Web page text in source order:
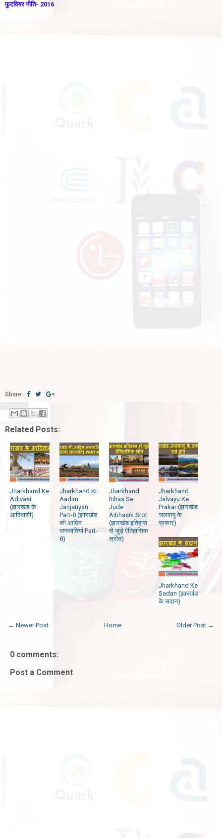
फुटवियर नीति- 2016
Share:
Related Posts:
Jharkhand Ke
Adivasi
(झारखंड के
आदिवासी)
Jharkhand Ki
Aadim
Janjatiyan
Part-8 (झारखंड
की आदिम
जनजातियां Part-
8)
Jharkhand
Itihas Se
Jude
Aitihasik Srot
(झारखंड इतिहास
से जुड़े ऐतिहासिक
स्रोत)
Jharkhand
Jalvayu Ke
Prakar (झारखंड
जलवायु के
प्रकार)
Jharkhand Ke
Sadan (झारखंड
के सदान)
← Newer Post Older Post →
Home
0 comments:
Post a Comment